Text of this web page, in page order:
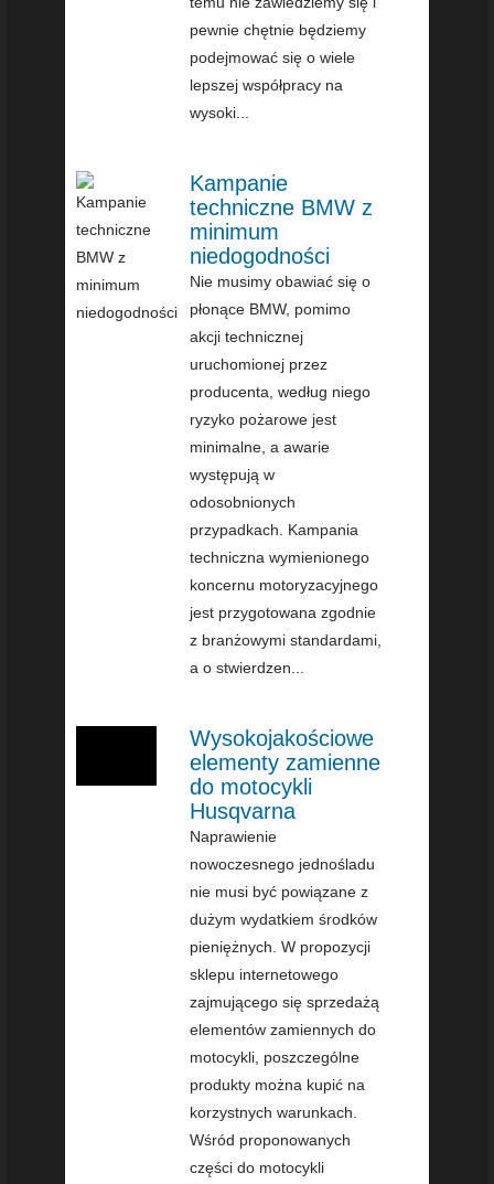
pewnie chętnie będziemy
podejmować się o wiele
lepszej współpracy na
wysoki...
Kampanie
techniczne BMW z
minimum
niedogodności
Nie musimy obawiać się o
płonące BMW, pomimo
akcji technicznej
uruchomionej przez
producenta, według niego
ryzyko pożarowe jest
minimalne, a awarie
występują w
odosobnionych
przypadkach. Kampania
techniczna wymienionego
koncernu motoryzacyjnego
jest przygotowana zgodnie
z branżowymi standardami,
a o stwierdzen...
Wysokojakościowe
elementy zamienne
do motocykli
Husqvarna
Naprawienie
nowoczesnego jednośladu
nie musi być powiązane z
dużym wydatkiem środków
pieniężnych. W propozycji
sklepu internetowego
zajmującego się sprzedażą
elementów zamiennych do
motocykli, poszczególne
produkty można kupić na
korzystnych warunkach.
Wśród proponowanych
części do motocykli